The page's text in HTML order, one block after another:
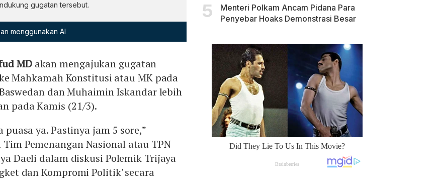
gugatan tersebut.
menggunakan AI
MDakan mengajukan gugatan
Mahkamah Konstitusi atau MK pada
dan Muhaimin Iskandar lebih
pada Kamis (21/3).
puasa ya. Pastinya jam 5 sore,”
Pemenangan Nasional atau TPN
Daeli dalam diskusi Polemik Trijaya
dan Kompromi Politik' secara
Menteri Polkam Ancam Pidana Para
Penyebar Hoaks Demonstrasi Besar